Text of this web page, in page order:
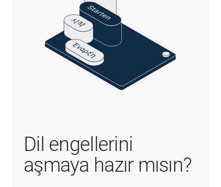
Dil engellerini
aşmaya hazır mısın?